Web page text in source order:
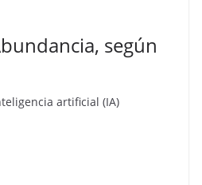
según
artificial (IA)